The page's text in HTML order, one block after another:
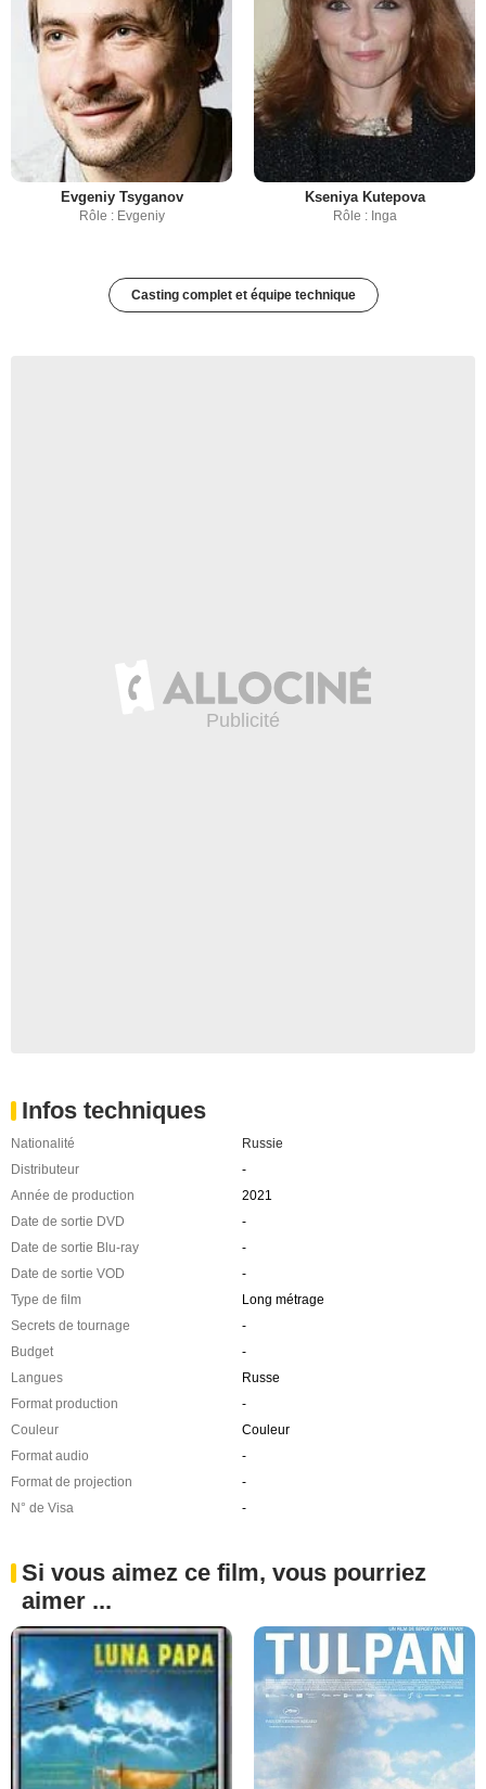
Evgeniy Tsyganov
Rôle : Evgeniy
Kseniya Kutepova
Rôle : Inga
Casting complet et équipe technique
Infos techniques
Nationalité
Russie
Distributeur
-
Année de production
2021
Date de sortie DVD
-
Date de sortie Blu-ray
-
Date de sortie VOD
-
Type de film
Long métrage
Secrets de tournage
-
Budget
-
Langues
Russe
Format production
-
Couleur
Couleur
Format audio
-
Format de projection
-
N° de Visa
-
Si vous aimez ce film, vous pourriez
aimer ...